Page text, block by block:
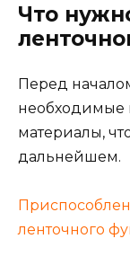
Что
Перед
необходимые
материалы,
дальнейшем.
ленточного